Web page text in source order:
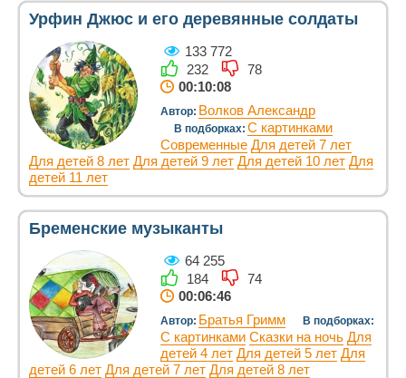
Урфин Джюс и его деревянные солдаты
133 772
232
78
00:10:08
Автор: Волков Александр
В подборках: С картинками
Современные Для детей 7 лет
Для детей 8 лет Для детей 9 лет Для детей 10 лет Для
детей 11 лет
Бременские музыканты
64 255
184
74
00:06:46
Автор: Братья Гримм В подборках:
С картинками Сказки на ночь Для
детей 4 лет Для детей 5 лет Для
детей 6 лет Для детей 7 лет Для детей 8 лет